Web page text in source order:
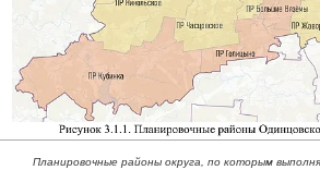
Планировочные районы округа, по которым